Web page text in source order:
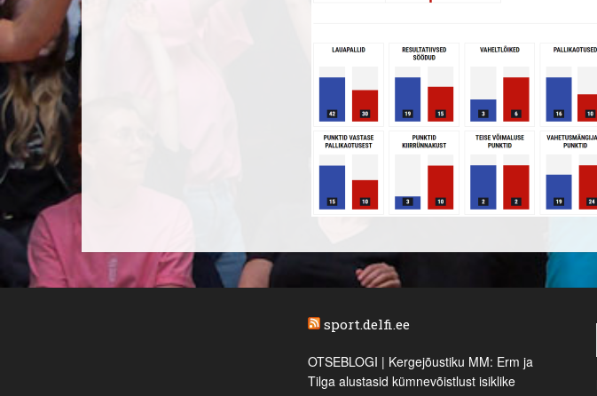
sport.delfi.ee
OTSEBLOGI | Kergejõustiku MM: Erm ja
Tilga alustasid kümnevõistlust isiklike